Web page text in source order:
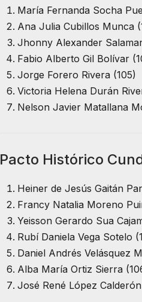
María Fernanda Socha
Ana Julia Cubillos Munca
Jhonny Alexander
Fabio Alberto Gil Bolívar
Jorge Forero Rivera (105)
Victoria Helena Durán
Nelson Javier Matallana
Pacto Histórico
Heiner de Jesús Gaitán
Francy Natalia Moreno
Yeisson Gerardo Sua
Rubí Daniela Vega Sotelo
Daniel Andrés Velásquez
Alba María Ortiz Sierra
José René López